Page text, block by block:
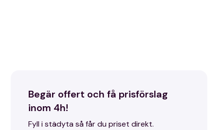
Begär offert och få prisförslag
inom 4h!
Fyll i städyta så får du priset direkt.